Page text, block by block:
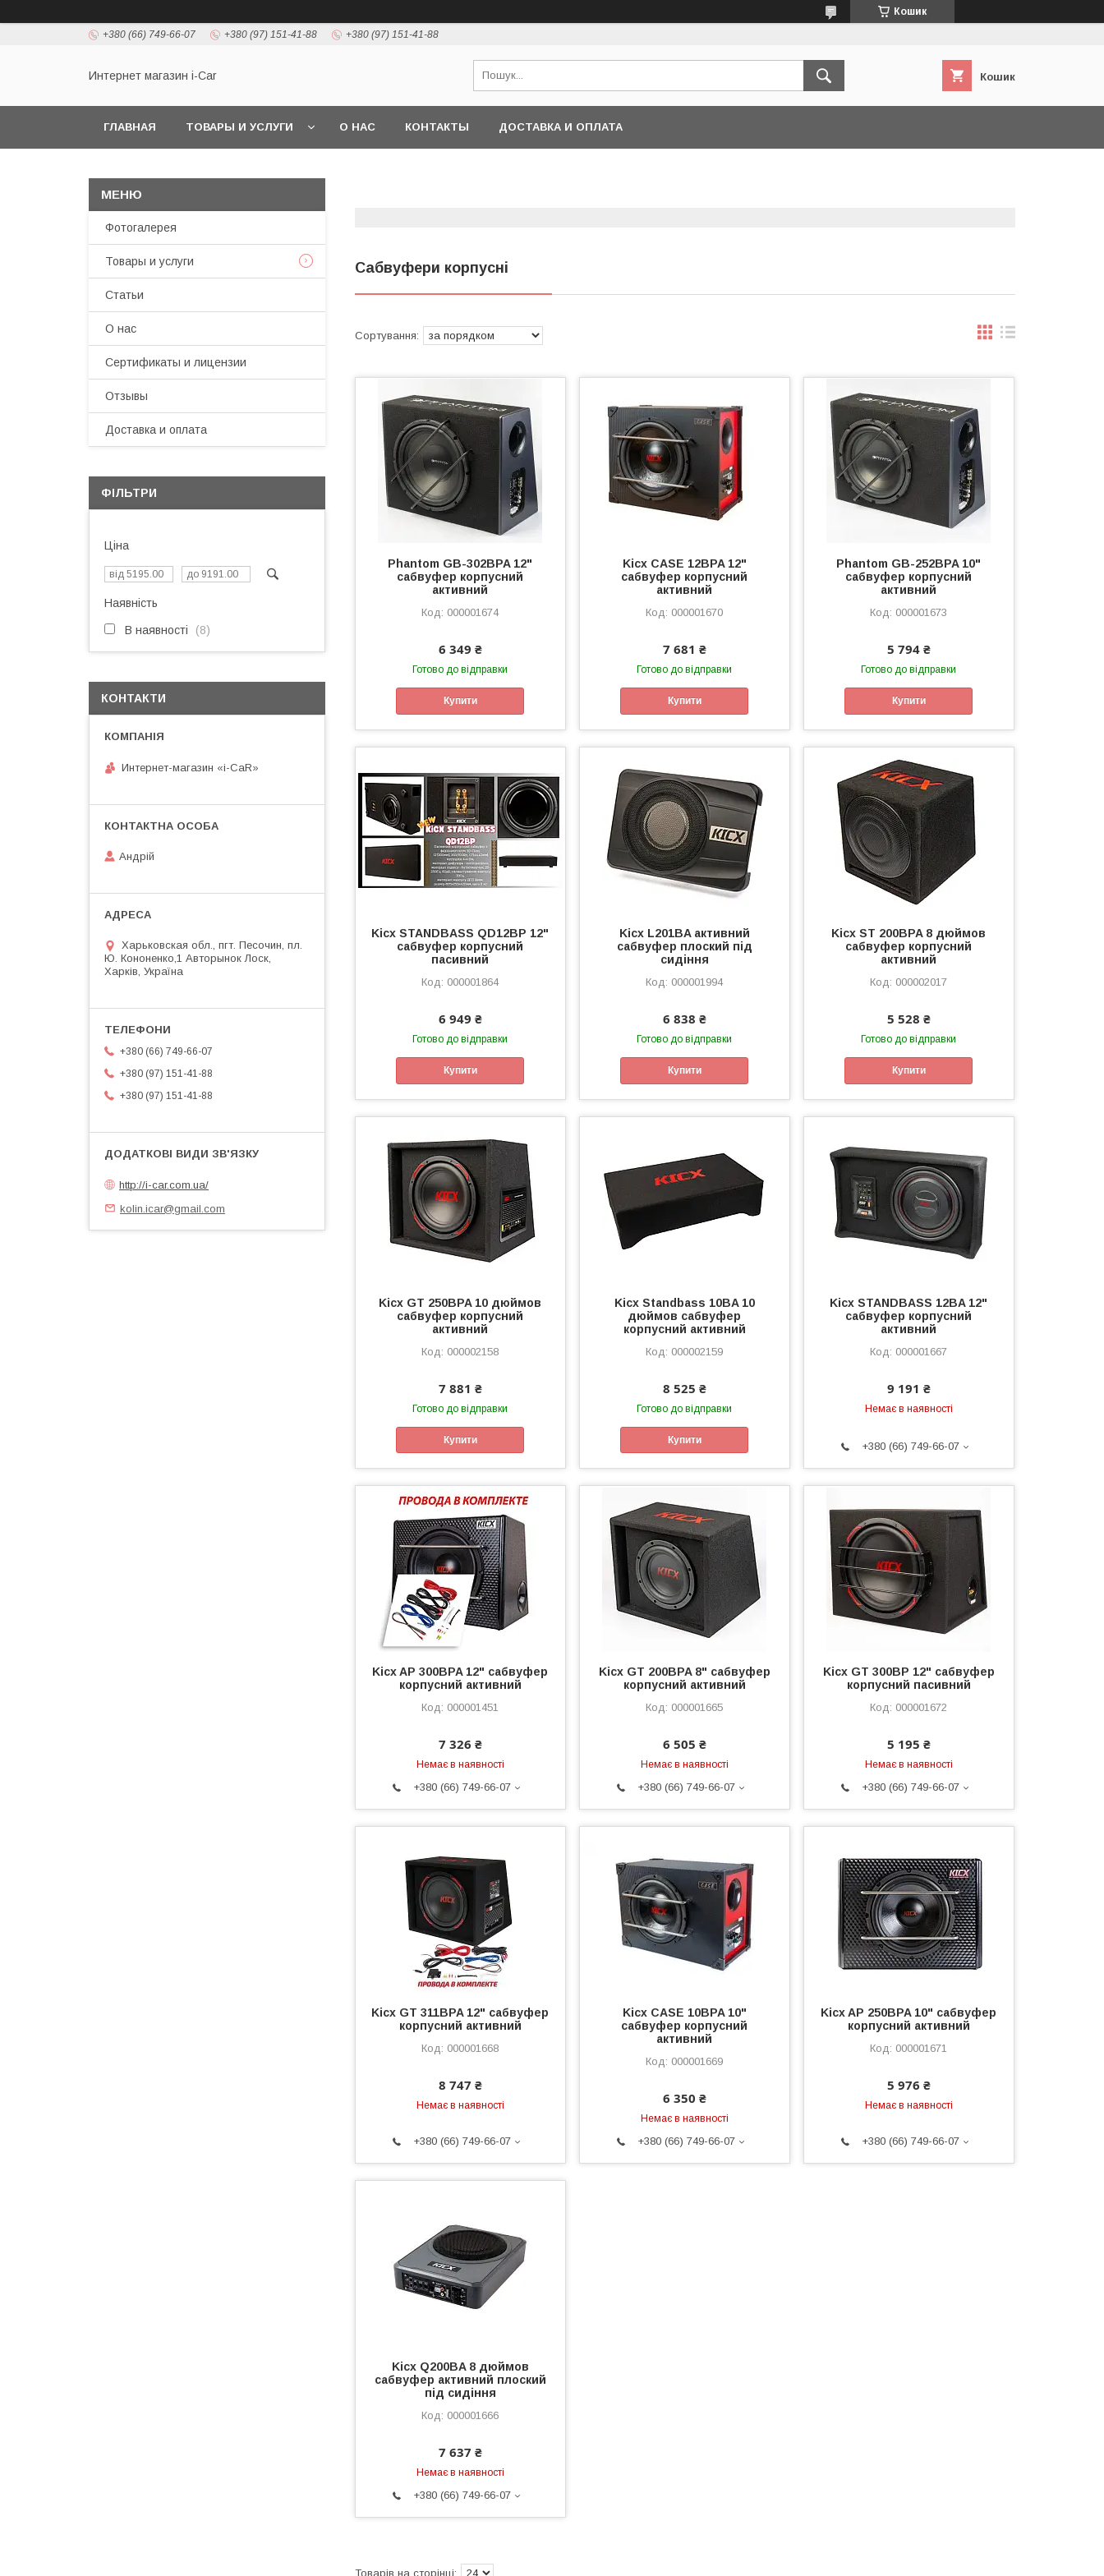
Кошик
+380 (66) 749-66-07 +380 (97) 151-41-88 +380 (97) 151-41-88
Интернет магазин i-Car Кошик
ГЛАВНАЯ ТОВАРЫ И УСЛУГИ О НАС КОНТАКТЫ ДОСТАВКА И ОПЛАТА
Сабвуфери корпусні
Phantom GB-302BPA 12"
сабвуфер корпусний
активний
000001674
6 349 ₴
Готово до відправки
Купити
Kicx CASE 12BPA 12"
сабвуфер корпусний
активний
000001670
7 681 ₴
Готово до відправки
Купити
Phantom GB-252BPA 10"
сабвуфер корпусний
активний
000001673
5 794 ₴
Готово до відправки
Купити
Kicx STANDBASS QD12BP 12"
сабвуфер корпусний
пасивний
000001864
6 949 ₴
Готово до відправки
Купити
Kicx L201BA активний
сабвуфер плоский під
сидіння
000001994
6 838 ₴
Готово до відправки
Купити
Kicx ST 200BPA 8 дюймов
сабвуфер корпусний
активний
000002017
5 528 ₴
Готово до відправки
Купити
Kicx GT 250BPA 10 дюймов
сабвуфер корпусний
активний
000002158
7 881 ₴
Готово до відправки
Купити
Kicx Standbass 10BA 10
дюймов сабвуфер
корпусний активний
000002159
8 525 ₴
Готово до відправки
Купити
Kicx STANDBASS 12BA 12"
сабвуфер корпусний
активний
000001667
9 191 ₴
Немає в наявності
+380 (66) 749-66-07
Kicx AP 300BPA 12" сабвуфер
корпусний активний
000001451
7 326 ₴
Немає в наявності
+380 (66) 749-66-07
Kicx GT 200BPA 8" сабвуфер
корпусний активний
000001665
6 505 ₴
Немає в наявності
+380 (66) 749-66-07
Kicx GT 300BP 12" сабвуфер
корпусний пасивний
000001672
5 195 ₴
Немає в наявності
+380 (66) 749-66-07
Kicx GT 311BPA 12" сабвуфер
корпусний активний
000001668
8 747 ₴
Немає в наявності
+380 (66) 749-66-07
Kicx CASE 10BPA 10"
сабвуфер корпусний
активний
000001669
6 350 ₴
Немає в наявності
+380 (66) 749-66-07
Kicx AP 250BPA 10" сабвуфер
корпусний активний
000001671
5 976 ₴
Немає в наявності
+380 (66) 749-66-07
Kicx Q200BA 8 дюймов
сабвуфер активний плоский
під сидіння
000001666
7 637 ₴
Немає в наявності
+380 (66) 749-66-07
Фотогалерея
Товары и услуги
Статьи
О нас
Сертификаты и лицензии
Отзывы
Доставка и оплата
ФІЛЬТРИ
Ціна
Наявність
В наявності 8
КОНТАКТИ
Интернет-магазин «i-CaR»
Андрiй
Харьковская обл., пгт. Песочин, пл.
Ю. Кононенко,1 Авторынок Лоск,
Харків, Україна
+380 (66) 749-66-07
+380 (97) 151-41-88
+380 (97) 151-41-88
http://i-car.com.ua/
kolin.icar@gmail.com